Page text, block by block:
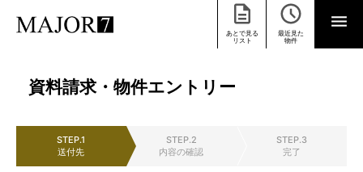
あとで見る
リスト
最近見た
物件
資料請求・物件エントリー
STEP.1
送付先
STEP.2
内容の確認
STEP.3
完了